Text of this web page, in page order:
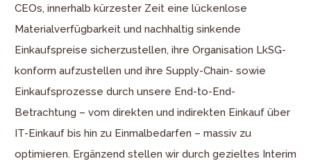
CEOs, innerhalb kürzester Zeit eine lückenlose
Materialverfügbarkeit und nachhaltig sinkende
Einkaufspreise sicherzustellen, ihre Organisation LkSG-
konform aufzustellen und ihre Supply-Chain- sowie
Einkaufsprozesse durch unsere End-to-End-
Betrachtung – vom direkten und indirekten Einkauf über
IT-Einkauf bis hin zu Einmalbedarfen – massiv zu
optimieren. Ergänzend stellen wir durch gezieltes Interim